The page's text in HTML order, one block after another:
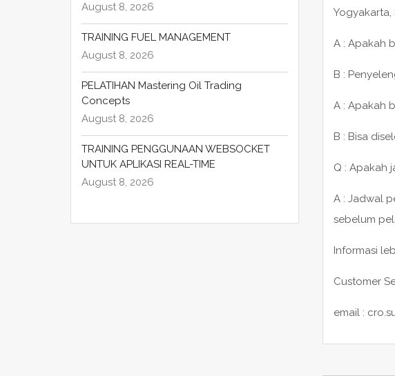
A : Apakah
B :
A : Apakah
B : Bisa
Q : Apakah
A : Jadwal
sebelum
Informasi
Customer
email :
August 8, 2026
TRAINING FUEL MANAGEMENT
August 8, 2026
PELATIHAN Mastering Oil Trading
Concepts
August 8, 2026
TRAINING PENGGUNAAN WEBSOCKET
UNTUK APLIKASI REAL-TIME
August 8, 2026